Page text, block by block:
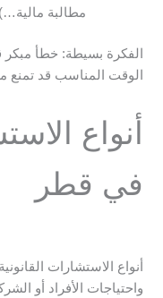
مطالبة
الفكرة بسيطة: خطأ مبكر
الوقت المناسب قد تمنع
أنواع
في قطر
أنواع الاستشارات
واحتياجات الأفراد أو